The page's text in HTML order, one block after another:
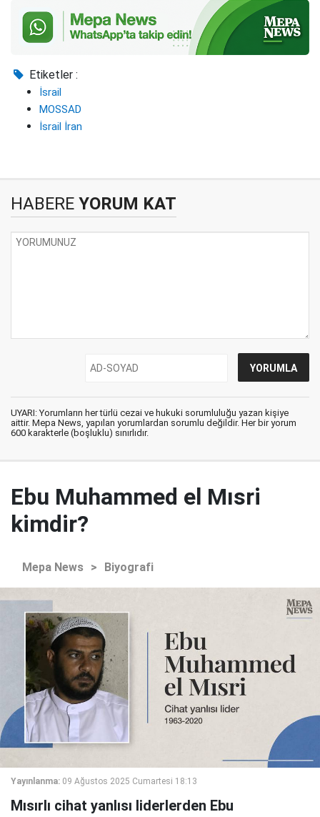
Etiketler :
İsrail
MOSSAD
İsrail İran
HABERE YORUM KAT
UYARI: Yorumların her türlü cezai ve hukuki sorumluluğu yazan kişiye
aittir. Mepa News, yapılan yorumlardan sorumlu değildir. Her bir yorum
600 karakterle (boşluklu) sınırlıdır.
Ebu Muhammed el Mısri
kimdir?
Mepa News > Biyografi
Yayınlanma: 09 Ağustos 2025 Cumartesi 18:13
Mısırlı cihat yanlısı liderlerden Ebu